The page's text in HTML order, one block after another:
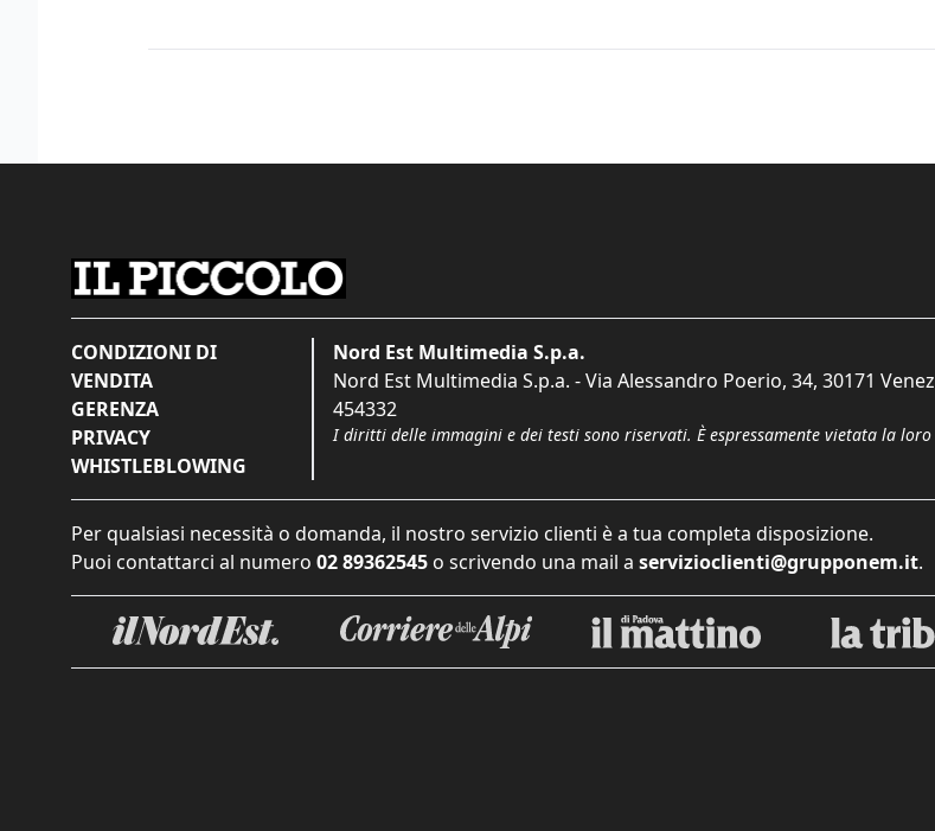
CONDIZIONI DI
VENDITA
GERENZA
PRIVACY
WHISTLEBLOWING
Nord Est Multimedia S.p.a.
Nord Est Multimedia S.p.a. - Via Alessandro Poerio, 34, 30171
454332
I diritti delle immagini e dei testi sono riservati. È espressamente vietata la
Per qualsiasi necessità o domanda, il nostro servizio clienti è a tua completa disposizione.
Puoi contattarci al numero 02 89362545 o scrivendo una mail a servizioclienti@grupponem.it.